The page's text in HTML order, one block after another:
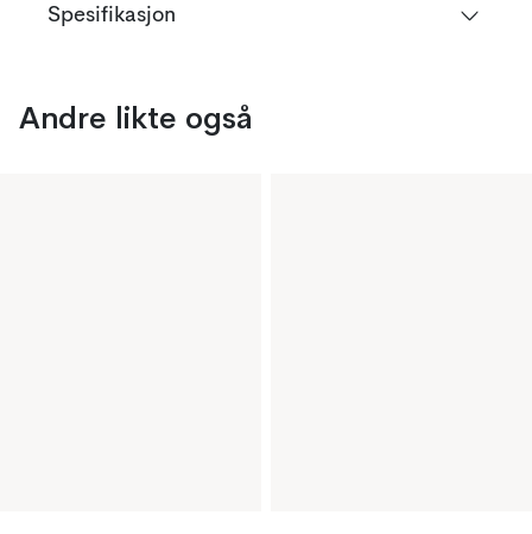
Spesifikasjon
Andre likte også